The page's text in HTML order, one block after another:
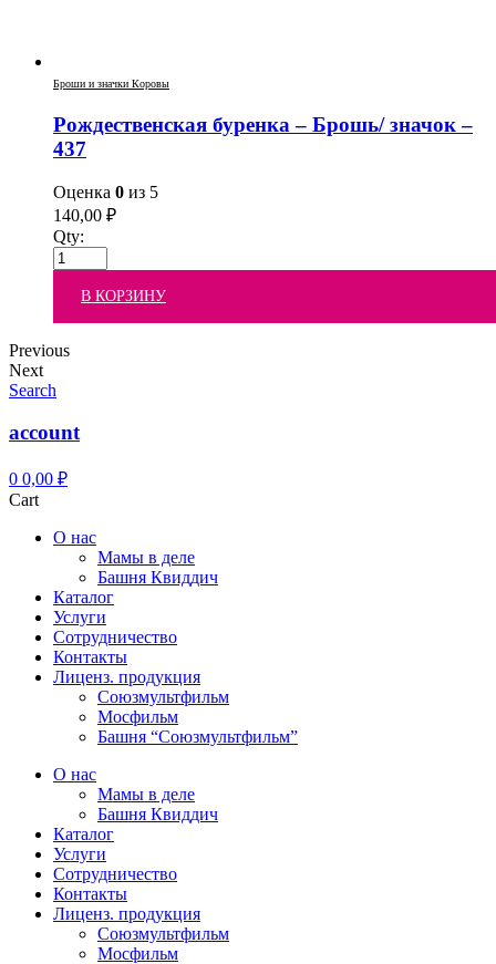
Броши и значки Коровы
Рождественская буренка – Брошь/ значок –
437
Оценка 0 из 5
140,00 ₽
Qty:
В КОРЗИНУ
Previous
Next
Search
account
0 0,00 ₽
Cart
О нас
Мамы в деле
Башня Квиддич
Каталог
Услуги
Сотрудничество
Контакты
Лиценз. продукция
Союзмультфильм
Мосфильм
Башня “Союзмультфильм”
О нас
Мамы в деле
Башня Квиддич
Каталог
Услуги
Сотрудничество
Контакты
Лиценз. продукция
Союзмультфильм
Мосфильм